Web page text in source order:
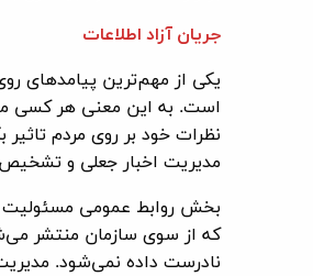
جریان آزاد اطلاعات
یکی از مهم‌ترین پیامدهای
است. به این معنی هر کسی
نظرات خود بر روی مردم
مدیریت اخبار جعلی و
بخش روابط عمومی مسئولیت
که از سوی سازمان منتشر
نادرست داده نمی‌شود.